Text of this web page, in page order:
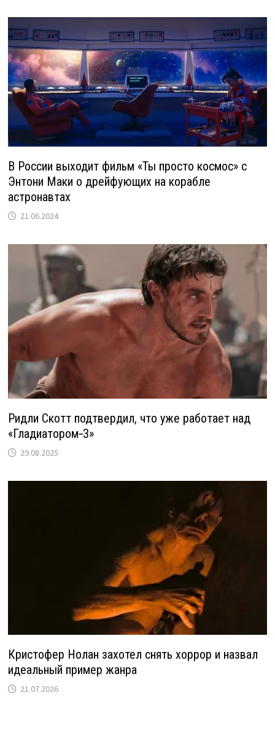
В России выходит фильм «Ты просто космос» с
Энтони Маки о дрейфующих на корабле
астронавтах
21.06.2024
Ридли Скотт подтвердил, что уже работает над
«Гладиатором‑3»
29.08.2025
Кристофер Нолан захотел снять хоррор и назвал
идеальный пример жанра
21.07.2026